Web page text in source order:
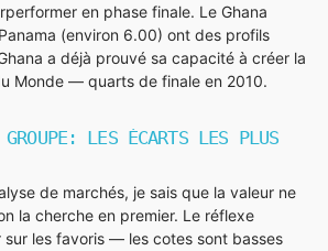
en phase finale. Le Ghana
(environ 6.00) ont des profils
a déjà prouvé sa capacité à créer la
Monde — quarts de finale en 2010.
LES ÉCARTS LES PLUS
de marchés, je sais que la valeur ne
la cherche en premier. Le réflexe
sur les favoris — les cotes sont basses